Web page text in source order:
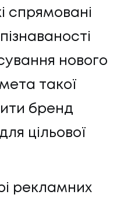
спрямовані
нового
такої
бренд
цільової
рекламних